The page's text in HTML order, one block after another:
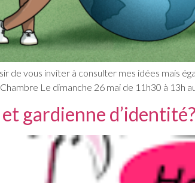
de vous inviter à consulter mes idées mais
Le dimanche 26 mai de 11h30 à 13h
gardienne d’identité?